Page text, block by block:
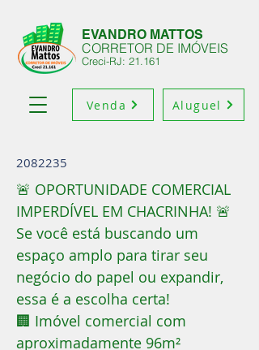
EVANDRO MATTOS
CORRETOR DE IMÓVEIS
Creci-RJ: 21.161
Venda Aluguel
2082235
🚨 OPORTUNIDADE COMERCIAL
IMPERDÍVEL EM CHACRINHA! 🚨
Se você está buscando um
espaço amplo para tirar seu
negócio do papel ou expandir,
essa é a escolha certa!
🏢 Imóvel comercial com
aproximadamente 96m²